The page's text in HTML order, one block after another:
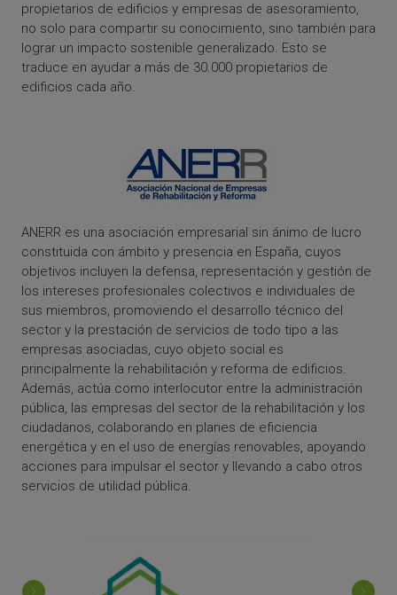
propietarios de edificios y empresas de asesoramiento,
no solo para compartir su conocimiento, sino también para
lograr un impacto sostenible generalizado. Esto se
traduce en ayudar a más de 30.000 propietarios de
edificios cada año.
ANERR es una asociación empresarial sin ánimo de lucro
constituida con ámbito y presencia en España, cuyos
objetivos incluyen la defensa, representación y gestión de
los intereses profesionales colectivos e individuales de
sus miembros, promoviendo el desarrollo técnico del
sector y la prestación de servicios de todo tipo a las
empresas asociadas, cuyo objeto social es
principalmente la rehabilitación y reforma de edificios.
Además, actúa como interlocutor entre la administración
pública, las empresas del sector de la rehabilitación y los
ciudadanos, colaborando en planes de eficiencia
energética y en el uso de energías renovables, apoyando
acciones para impulsar el sector y llevando a cabo otros
servicios de utilidad pública.